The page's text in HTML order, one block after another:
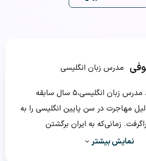
مدرس زبان انگلیسی
آیدا رئوفی ایرانی ، مدرس زبان انگلیسی،۵ سال سابقه
مهاجرت در سن پایین انگلیسی را به
زمانی‌که به ایران برگشتن
مدرسه بین‌المللی تهران به زبان
نمایش بیشتر